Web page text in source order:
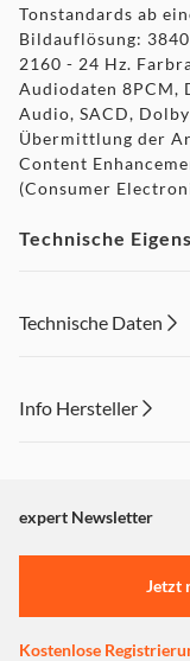
Tonstandards ab
Bildauflösung:
2160 - 24 Hz.
Audiodaten 8PCM,
Audio, SACD,
Übermittlung der
Content
(Consumer
Technische
Schwenkbar/
Produktbereich:
Technische Daten
Info Hersteller
"Marketing".
Einstellungen
expert Newsletter
Jetzt
Kostenlose